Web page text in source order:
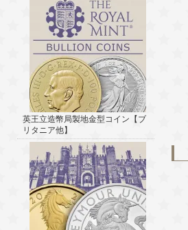
英王立造幣局製地金型コイン【ブ
リタニア他】